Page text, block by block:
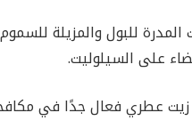
للبول والمزيلة
على السيلوليت.
عطري فعال جدًا في